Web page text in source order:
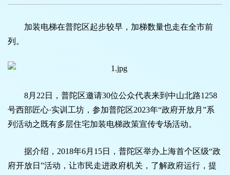
加装电梯在普陀区起步较早，加梯数量也走在全市前
列。
8月22日，普陀区邀请30位公众代表来到中山北路1258
号西部匠心·实训工坊，参加普陀区2023年“政府开放月”系
列活动之既有多层住宅加装电梯政策宣传专场活动。
据介绍，2018年6月15日，普陀区举办上海首个区级“政
府开放日”活动，让市民走进政府机关，了解政府运行，提